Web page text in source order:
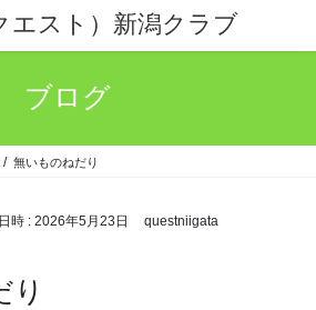
エスト）新潟クラブ
ブログ
無いものねだり
時 : 2026年5月23日 questniigata
り